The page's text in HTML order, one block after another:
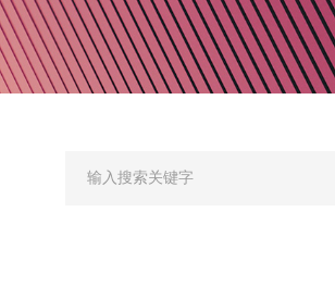
高性价比
决方案
更贴身、易落地、高性价比
业网站建设
政府网站建设解决方案